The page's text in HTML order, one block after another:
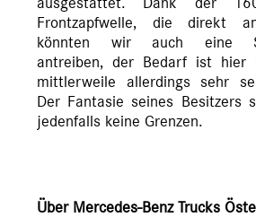
ausgestattet. Dank der
Frontzapfwelle, die direkt
könnten wir auch eine
antreiben, der Bedarf ist hier
mittlerweile allerdings sehr
Der Fantasie seines Besitzers
jedenfalls keine Grenzen.
Über Mercedes-Benz Trucks